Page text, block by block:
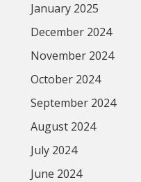
January 2025
December 2024
November 2024
October 2024
September 2024
August 2024
July 2024
June 2024